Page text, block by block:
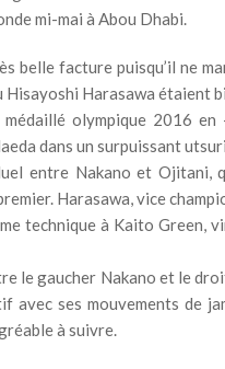
mi-mai à Abou Dhabi.
belle facture puisqu’il ne
Hisayoshi Harasawa étaient
olympique 2016
dans un surpuissant
entre Nakano et Ojitani,
Harasawa, vice
technique à Kaito Green,
le gaucher Nakano et le
avec ses mouvements de
à suivre.